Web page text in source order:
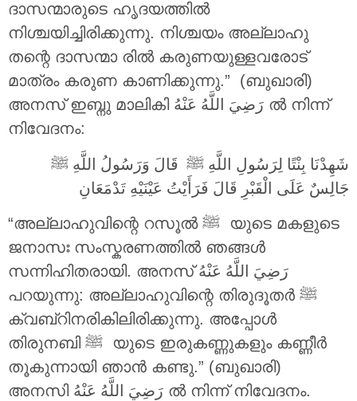
ദാസന്മാരുടെ ഹൃദയത്തിൽ
നിശ്ചയിച്ചിരിക്കുന്നു. നിശ്ചയം അല്ലാഹു
തന്റെ ദാസന്മാ രിൽ കരുണയുള്ളവരോട്
മാത്രം കരുണ കാണിക്കുന്നു.” (ബുഖാരി)
അനസ് ഇബ്നു മാലികി رَضِيَ اللَّهُ عَنْهُ ൽ നിന്ന്
നിവേദനം:
شَهِدْنَا بِنْتًا لِرَسُولِ اللَّهِ ‎ﷺ قَالَ وَرَسُولُ اللَّهِ ‎ﷺ
جَالِسٌ عَلَى الْقَبْرِ قَالَ فَرَأَيْتُ عَيْنَيْهِ تَدْمَعَانِ
“അല്ലാഹുവിന്റെ റസൂൽ ‎ﷺ യുടെ മകളുടെ
ജനാസഃ സംസ്കരണത്തിൽ ഞങ്ങൾ
സന്നിഹിതരായി. അനസ്رَضِيَ اللَّهُ عَنْهُ
പറയുന്നു: അല്ലാഹുവിന്റെ തിരുദൂതർ ‎ﷺ
ക്വബ്റിനരികിലിരിക്കുന്നു. അപ്പോൾ
തിരുനബി ‎ﷺ യുടെ ഇരുകണ്ണുകളും കണ്ണീർ
തൂകുന്നായി ഞാൻ കണ്ടു.” (ബുഖാരി)
അനസി رَضِيَ اللَّهُ عَنْهُ ൽ നിന്ന് നിവേദനം.